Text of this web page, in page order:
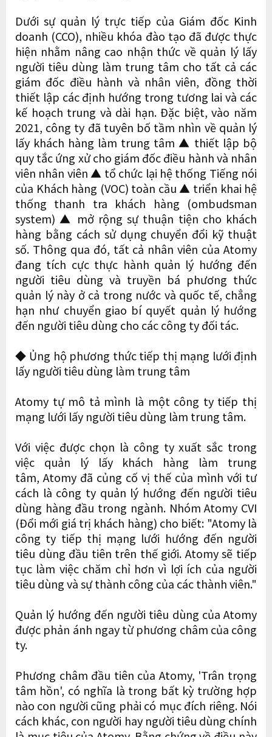
Dưới sự quản lý trực tiếp của Giám đốc Kinh
doanh (CCO), nhiều khóa đào tạo đã được thực
hiện nhằm nâng cao nhận thức về quản lý lấy
người tiêu dùng làm trung tâm cho tất cả các
giám đốc điều hành và nhân viên, đồng thời
thiết lập các định hướng trong tương lai và các
kế hoạch trung và dài hạn. Đặc biệt, vào năm
2021, công ty đã tuyên bố tầm nhìn về quản lý
lấy khách hàng làm trung tâm ▲ thiết lập bộ
quy tắc ứng xử cho giám đốc điều hành và nhân
viên nhân viên ▲ tổ chức lại hệ thống Tiếng nói
của Khách hàng (VOC) toàn cầu ▲ triển khai hệ
thống thanh tra khách hàng (ombudsman
system) ▲ mở rộng sự thuận tiện cho khách
hàng bằng cách sử dụng chuyển đổi kỹ thuật
số. Thông qua đó, tất cả nhân viên của Atomy
đang tích cực thực hành quản lý hướng đến
người tiêu dùng và truyền bá phương thức
quản lý này ở cả trong nước và quốc tế, chẳng
hạn như chuyển giao bí quyết quản lý hướng
đến người tiêu dùng cho các công ty đối tác.
◆ Ủng hộ phương thức tiếp thị mạng lưới định
lấy người tiêu dùng làm trung tâm
Atomy tự mô tả mình là một công ty tiếp thị
mạng lưới lấy người tiêu dùng làm trung tâm.
Với việc được chọn là công ty xuất sắc trong
việc quản lý lấy khách hàng làm trung
tâm, Atomy đã củng cố vị thế của mình với tư
cách là công ty quản lý hướng đến người tiêu
dùng hàng đầu trong ngành. Nhóm Atomy CVI
(Đổi mới giá trị khách hàng) cho biết: "Atomy là
công ty tiếp thị mạng lưới hướng đến người
tiêu dùng đầu tiên trên thế giới. Atomy sẽ tiếp
tục làm việc chăm chỉ hơn vì lợi ích của người
tiêu dùng và sự thành công của các thành viên."
Quản lý hướng đến người tiêu dùng của Atomy
được phản ánh ngay từ phương châm của công
ty.
Phương châm đầu tiên của Atomy, 'Trân trọng
tâm hồn', có nghĩa là trong bất kỳ trường hợp
nào con người cũng phải có mục đích riêng. Nói
cách khác, con người hay người tiêu dùng chính